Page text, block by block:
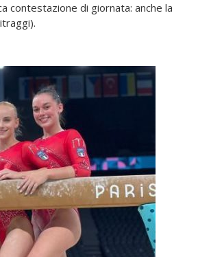
contestazione di giornata: anche la